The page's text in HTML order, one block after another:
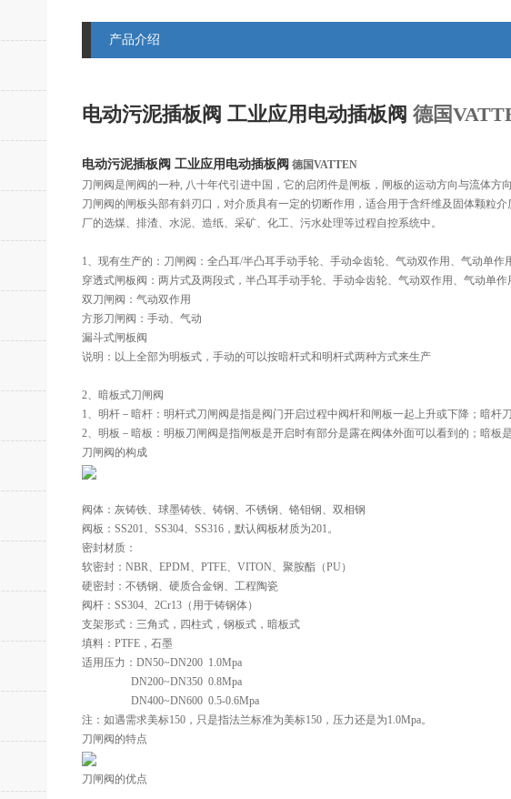
产品介绍
电动污泥插板阀 工业应用电动插板阀 德国
电动污泥插板阀 工业应用电动插板阀 德国VATTEN
刀闸阀是闸阀的一种, 八十年代引进中国，它的启闭件是闸板，闸板的运动方向与流体
刀闸阀的闸板头部有斜刃口，对介质具有一定的切断作用，适合用于含纤维及固体颗粒
厂的选煤、排渣、水泥、造纸、采矿、化工、污水处理等过程自控系统中。
1、现有生产的：刀闸阀：全凸耳/半凸耳手动手轮、手动伞齿轮、气动双作用、气动单作
穿透式闸板阀：两片式及两段式，半凸耳手动手轮、手动伞齿轮、气动双作用、气动单作
双刀闸阀：气动双作用
方形刀闸阀：手动、气动
漏斗式闸板阀
说明：以上全部为明板式，手动的可以按暗杆式和明杆式两种方式来生产
2、暗板式刀闸阀
1、明杆－暗杆：明杆式刀闸阀是指是阀门开启过程中阀杆和闸板一起上升或下降；暗
2、明板－暗板：明板刀闸阀是指闸板是开启时有部分是露在阀体外面可以看到的；暗板
刀闸阀的构成
阀体：灰铸铁、球墨铸铁、铸钢、不锈钢、铬钼钢、双相钢
阀板：SS201、SS304、SS316，默认阀板材质为201。
密封材质：
软密封：NBR、EPDM、PTFE、VITON、聚胺酯（PU）
硬密封：不锈钢、硬质合金钢、工程陶瓷
阀杆：SS304、2Cr13（用于铸钢体）
支架形式：三角式，四柱式，钢板式，暗板式
填料：PTFE，石墨
适用压力：DN50~DN200  1.0Mpa
DN200~DN350  0.8Mpa
DN400~DN600  0.5-0.6Mpa
注：如遇需求美标150，只是指法兰标准为美标150，压力还是为1.0Mpa。
刀闸阀的特点
刀闸阀的优点